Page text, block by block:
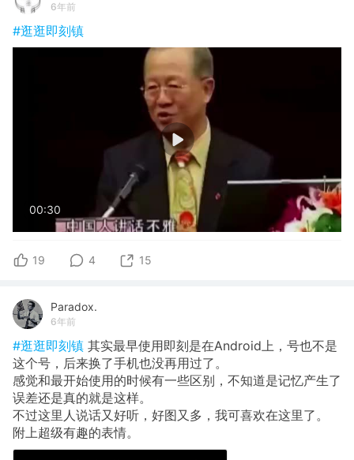
6年前
#逛逛即刻镇
00:30
19 4 15
Paradox.
6年前
#逛逛即刻镇 其实最早使用即刻是在Android上，号也不是
这个号，后来换了手机也没再用过了。
感觉和最开始使用的时候有一些区别，不知道是记忆产生了
误差还是真的就是这样。
不过这里人说话又好听，好图又多，我可喜欢在这里了。
附上超级有趣的表情。